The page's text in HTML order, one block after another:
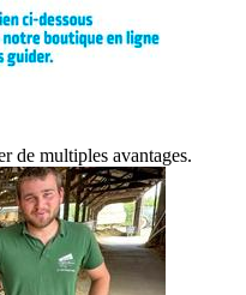
de multiples avantages.